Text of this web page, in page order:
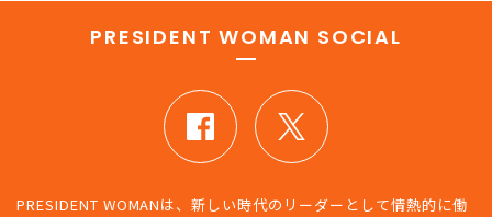
PRESIDENT WOMAN SOCIAL
PRESIDENT WOMANは、新しい時代のリーダーとして情熱的に働